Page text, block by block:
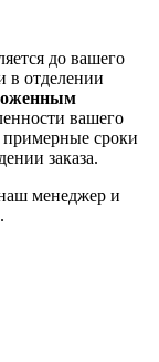
до вашего
в отделении
вашего
сроки
заказа.
менеджер и